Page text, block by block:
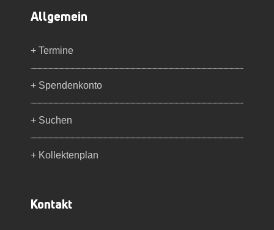
Allgemein
+ Termine
+ Spendenkonto
+ Suchen
+ Kollektenplan
Kontakt